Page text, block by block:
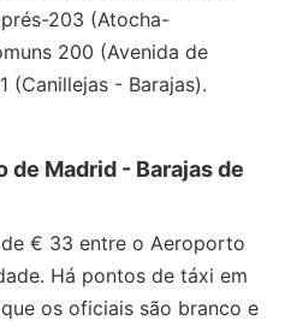
203 (Atocha-
200 (Avenida de
(Canillejas - Barajas).
de Madrid - Barajas de
€ 33 entre o Aeroporto
Há pontos de táxi em
os oficiais são branco e